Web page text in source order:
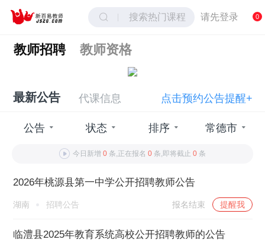
搜索热门课程 请先登录 0
教师招聘 教师资格
最新公告 代课信息 点击预约公告提醒+
公告 状态 排序 常德市
今日新增0 条,正在报名0 条,即将截止0 条
2026年桃源县第一中学公开招聘教师公告
湖南 招聘公告 报名结束 提醒我
临澧县2025年教育系统高校公开招聘教师的公告